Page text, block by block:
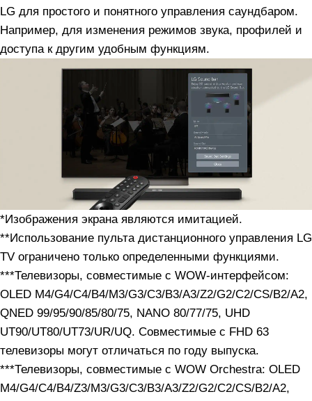
LG для простого и понятного управления саундбаром.
Например, для изменения режимов звука, профилей и
доступа к другим удобным функциям.
*Изображения экрана являются имитацией.
**Использование пульта дистанционного управления LG
TV ограничено только определенными функциями.
***Телевизоры, совместимые с WOW-интерфейсом:
OLED M4/G4/C4/B4/M3/G3/C3/B3/A3/Z2/G2/C2/CS/B2/A2,
QNED 99/95/90/85/80/75, NANO 80/77/75, UHD
UT90/UT80/UT73/UR/UQ. Совместимые с FHD 63
телевизоры могут отличаться по году выпуска.
***Телевизоры, совместимые с WOW Orchestra: OLED
M4/G4/C4/B4/Z3/M3/G3/C3/B3/A3/Z2/G2/C2/CS/B2/A2,